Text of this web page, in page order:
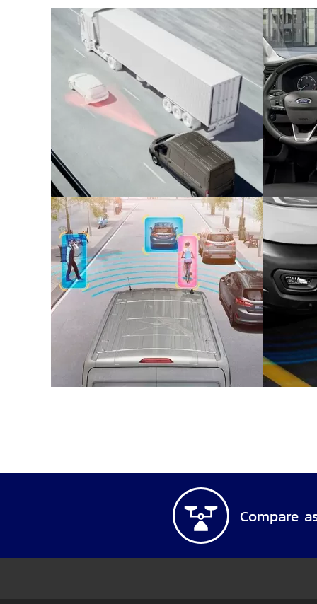
Sistema de permanência em faixa
Ar condicionado frontal e traseiro
FordPass Connect com benefícios
Bluetooth
Volante multifuncional
Conexão Android Auto / Apple Car Play
Controle Adaptativo de Carga
Controle Eletrônico Anti-capotamento
Controle Eletrônico de Estabilidade
Assistente de partidas em rampa
Direção Elétrica
Entrada Flexível:Com o plano Ford Sempre,
Até 4 anos para pagar:Após o pagamento
Parcela Final:Após o pagamento das
adquirindo um novo Ford utilizando o seu
Recompra Garantida:Ao final do Ford
80% do valor da tabela FIPE. A valor
entrada do seu próximo Ford 0km.
Acesse
o manual.
Compare